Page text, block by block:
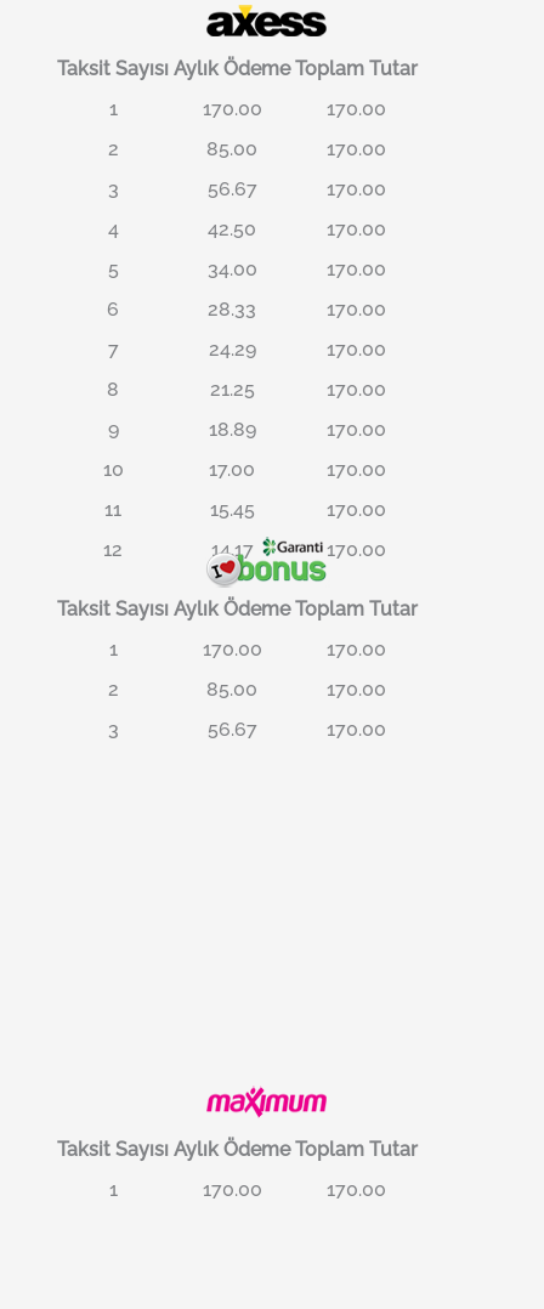
Taksit Sayısı Aylık Ödeme Toplam Tutar
1
170.00
170.00
2
85.00
170.00
3
56.67
170.00
4
42.50
170.00
5
34.00
170.00
6
28.33
170.00
7
24.29
170.00
8
21.25
170.00
9
18.89
170.00
10
17.00
170.00
11
15.45
170.00
12
14.17 170.00
Taksit Sayısı Aylık Ödeme Toplam Tutar
1
170.00
170.00
2
85.00
170.00
3
56.67 170.00
Taksit Sayısı Aylık Ödeme Toplam Tutar
1
170.00 170.00